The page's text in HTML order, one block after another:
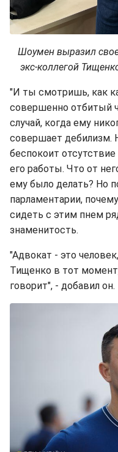
Шоумен выразил
экс-коллегой
"И ты смотришь, как
совершенно отбитый
случай, когда ему
совершает дебилизм.
беспокоит
его работы. Что от
ему было делать? Но
парламентарии,
сидеть с этим пнем
знаменитость.
"Адвокат - это
Тищенко в тот
говорит", - добавил он.